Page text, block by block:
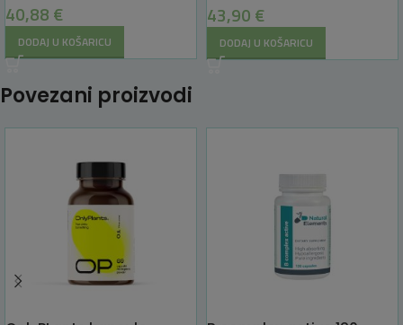
40,88 €
DODAJ U KOŠARICU
43,90 €
DODAJ U KOŠARICU
Povezani proizvodi